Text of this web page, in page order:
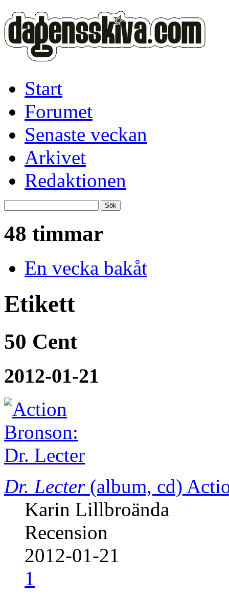
Start
Forumet
Senaste veckan
Arkivet
Redaktionen
48 timmar
En vecka bakåt
Etikett
50 Cent
2012-01-21
Dr. Lecter(album, cd)
Karin Lillbroända
Recension
2012-01-21
1